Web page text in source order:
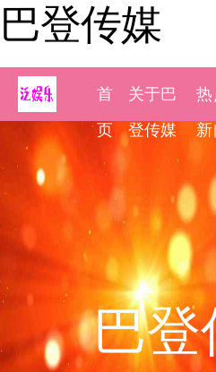
巴登传媒
首
页
关于巴
登传媒
热
新
巴登